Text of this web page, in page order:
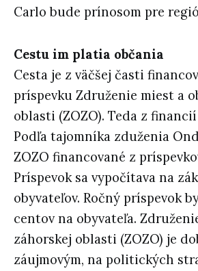
Carlo bude prínosom pre
Cestu im platia občania
Cesta je z väčšej časti
príspevku Združenie miest a
oblasti (ZOZO). Teda z
Podľa tajomníka zduženia
ZOZO financované z
Príspevok sa vypočítava na
obyvateľov. Ročný príspevok
centov na obyvateľa.
záhorskej oblasti (ZOZO) je
záujmovým, na politických